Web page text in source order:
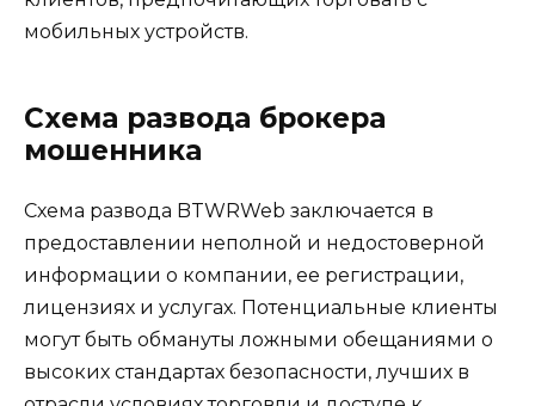
мобильных устройств.
Схема развода брокера
мошенника
Схема развода BTWRWeb заключается в
предоставлении неполной и недостоверной
информации о компании, ее регистрации,
лицензиях и услугах. Потенциальные клиенты
могут быть обмануты ложными обещаниями о
высоких стандартах безопасности, лучших в